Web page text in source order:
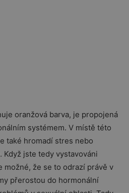
oranžová barva, je propojená
systémem. V místě této
také hromadí stres nebo
Když jste tedy vystavováni
možné, že se to odrazí právě v
přerostou do hormonální